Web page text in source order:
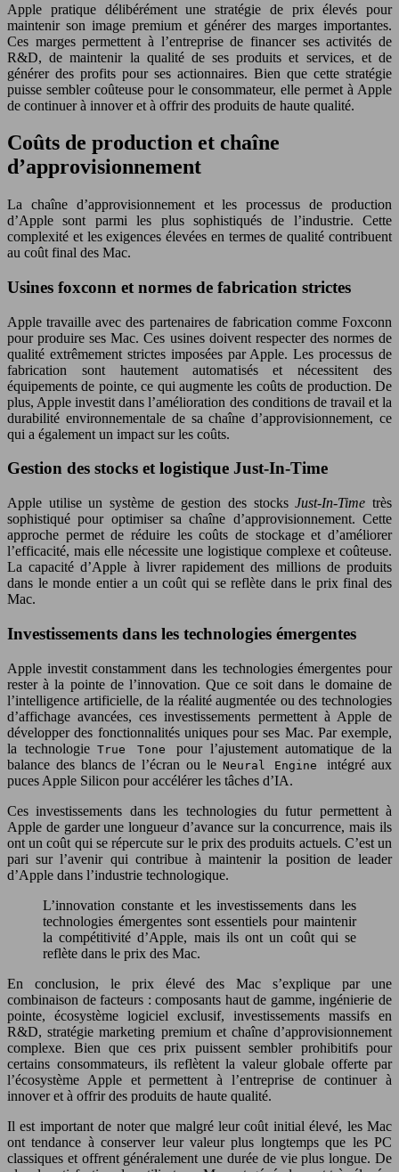
Apple pratique délibérément une stratégie de prix élevés pour
maintenir son image premium et générer des marges importantes.
Ces marges permettent à l’entreprise de financer ses activités de
R&D, de maintenir la qualité de ses produits et services, et de
générer des profits pour ses actionnaires. Bien que cette stratégie
puisse sembler coûteuse pour le consommateur, elle permet à Apple
de continuer à innover et à offrir des produits de haute qualité.
Coûts de production et chaîne
d’approvisionnement
La chaîne d’approvisionnement et les processus de production
d’Apple sont parmi les plus sophistiqués de l’industrie. Cette
complexité et les exigences élevées en termes de qualité contribuent
au coût final des Mac.
Usines foxconn et normes de fabrication strictes
Apple travaille avec des partenaires de fabrication comme Foxconn
pour produire ses Mac. Ces usines doivent respecter des normes de
qualité extrêmement strictes imposées par Apple. Les processus de
fabrication sont hautement automatisés et nécessitent des
équipements de pointe, ce qui augmente les coûts de production. De
plus, Apple investit dans l’amélioration des conditions de travail et la
durabilité environnementale de sa chaîne d’approvisionnement, ce
qui a également un impact sur les coûts.
Gestion des stocks et logistique Just-In-Time
Apple utilise un système de gestion des stocksJust-In-Timetrès
sophistiqué pour optimiser sa chaîne d’approvisionnement. Cette
approche permet de réduire les coûts de stockage et d’améliorer
l’efficacité, mais elle nécessite une logistique complexe et coûteuse.
La capacité d’Apple à livrer rapidement des millions de produits
dans le monde entier a un coût qui se reflète dans le prix final des
Mac.
Investissements dans les technologies émergentes
Apple investit constamment dans les technologies émergentes pour
rester à la pointe de l’innovation. Que ce soit dans le domaine de
l’intelligence artificielle, de la réalité augmentée ou des technologies
d’affichage avancées, ces investissements permettent à Apple de
développer des fonctionnalités uniques pour ses Mac. Par exemple,
la technologie True Tone pour l’ajustement automatique de la
balance des blancs de l’écran ou le Neural Engineintégré aux
puces Apple Silicon pour accélérer les tâches d’IA.
Ces investissements dans les technologies du futur permettent à
Apple de garder une longueur d’avance sur la concurrence, mais ils
ont un coût qui se répercute sur le prix des produits actuels. C’est un
pari sur l’avenir qui contribue à maintenir la position de leader
d’Apple dans l’industrie technologique.
L’innovation constante et les investissements dans les
technologies émergentes sont essentiels pour maintenir
la compétitivité d’Apple, mais ils ont un coût qui se
reflète dans le prix des Mac.
En conclusion, le prix élevé des Mac s’explique par une
combinaison de facteurs : composants haut de gamme, ingénierie de
pointe, écosystème logiciel exclusif, investissements massifs en
R&D, stratégie marketing premium et chaîne d’approvisionnement
complexe. Bien que ces prix puissent sembler prohibitifs pour
certains consommateurs, ils reflètent la valeur globale offerte par
l’écosystème Apple et permettent à l’entreprise de continuer à
innover et à offrir des produits de haute qualité.
Il est important de noter que malgré leur coût initial élevé, les Mac
ont tendance à conserver leur valeur plus longtemps que les PC
classiques et offrent généralement une durée de vie plus longue. De